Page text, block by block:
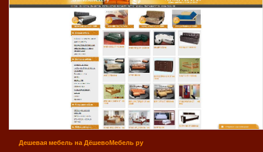
Дешевая мебель на ДёшевоМебель ру